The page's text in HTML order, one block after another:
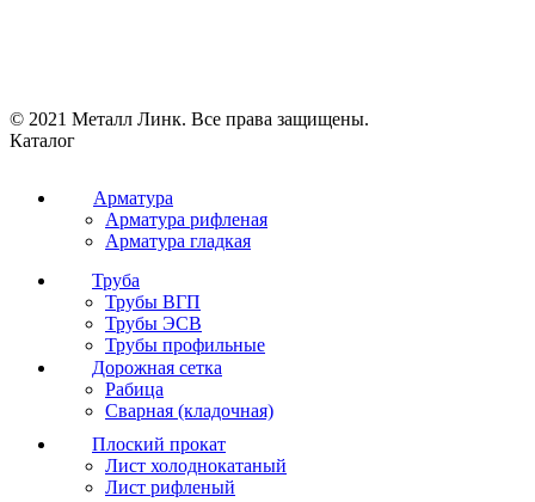
© 2021 Металл Линк. Все права защищены.
Каталог
Арматура
Арматура рифленая
Арматура гладкая
Труба
Трубы ВГП
Трубы ЭСВ
Трубы профильные
Дорожная сетка
Рабица
Сварная (кладочная)
Плоский прокат
Лист холоднокатаный
Лист рифленый